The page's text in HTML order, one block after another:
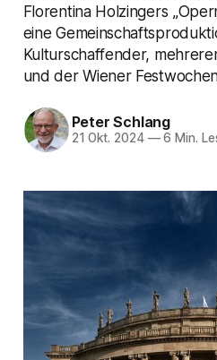
Florentina Holzingers
eine
Kulturschaffender,
und der Wiener
Peter Schlang
21 Okt. 2024 —6 Min.